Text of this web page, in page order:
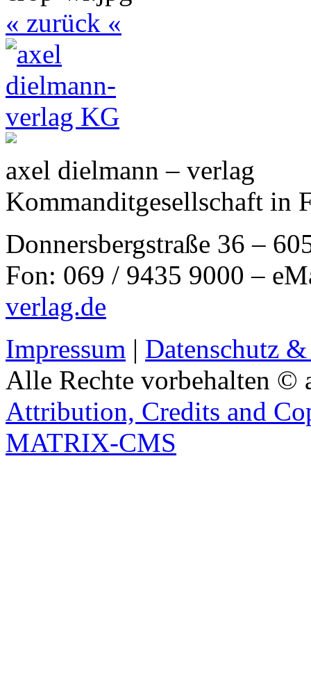
« zurück «
axel dielmann – verlag
Kommanditgesellschaft in
Donnersbergstraße 36 –
Fon: 069 / 9435 9000 –
verlag.de
Impressum | Datenschutz
Alle Rechte vorbehalten ©
Attribution, Credits and
MATRIX-CMS